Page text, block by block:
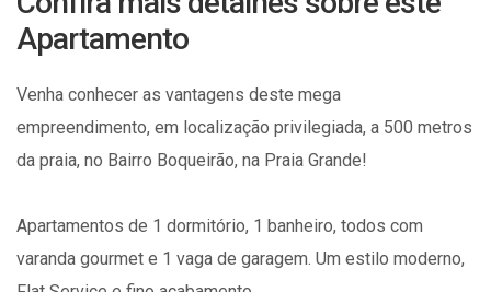
Apartamento
Venha conhecer as vantagens deste mega
empreendimento, em localização privilegiada, a 500 metros
da praia, no Bairro Boqueirão, na Praia Grande!
Apartamentos de 1 dormitório, 1 banheiro, todos com
varanda gourmet e 1 vaga de garagem. Um estilo moderno,